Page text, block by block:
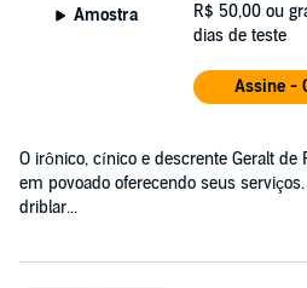
Amostra R$ 50,00 ou
dias de teste
Assine -
O irônico, cínico e descrente Geralt
em povoado oferecendo seus
driblar...